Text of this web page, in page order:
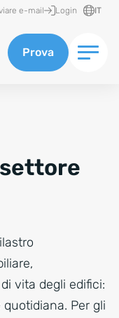
e-mail Login IT
Prova
vita degli edifici:
Per gli